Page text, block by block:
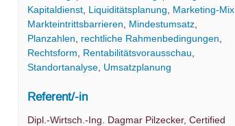
Kapitaldienst Liquiditätsplanung Marketing-Mix
Markteintrittsbarrieren
Mindestumsatz
Planzahlen
rechtliche Rahmenbedingungen
Rechtsform
Rentabilitätsvorausschau
Standortanalyse Umsatzplanung
Referent/-in
Dipl.-Wirtsch.-Ing. Dagmar Pilzecker, Certified